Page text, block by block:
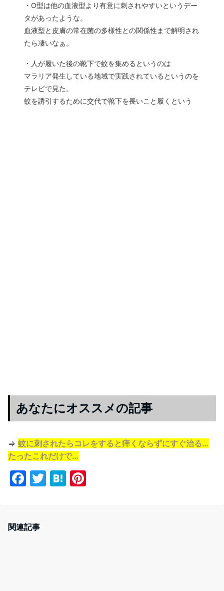
・O型は他の血液型より有意に刺されやすいというデー
タがあったような。
血液型と皮膚の常在菌の多様性との関係性まで解明され
たら凄いなぁ。
・人が履いた後の靴下で蚊を集めるというのは
マラリア発生している地域で実践されているというのを
テレビで見た。
蚊を誘引するために交代で靴下を長いこと履くという
あなたにオススメの記事
⇒ 蚊に刺されたらコレをすると痒くならずにすぐ治る…
たったこれだけで…
F
e
T
H
関連記事